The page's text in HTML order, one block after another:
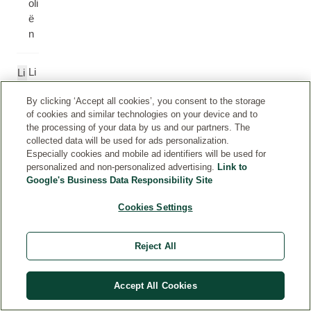
oli
ë
n
Li Li
al
o
ol
Ci
ell
Ci
tr
ell
e
By clicking ‘Accept all cookies’, you consent to the storage
of cookies and similar technologies on your device and to
the processing of your data by us and our partners. The
collected data will be used for ads personalization.
Especially cookies and mobile ad identifiers will be used for
personalized and non-personalized advertising. Link to
Google's Business Data Responsibility Site
Cookies Settings
Reject All
Accept All Cookies